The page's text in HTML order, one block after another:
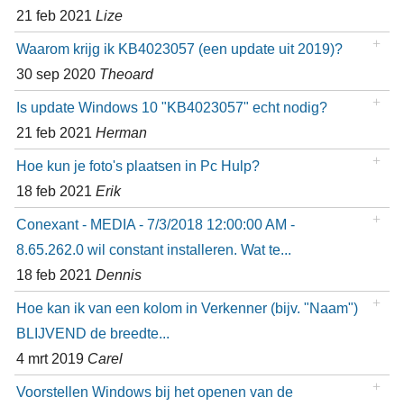
21 feb 2021 Lize
Waarom krijg ik KB4023057 (een update uit 2019)?
30 sep 2020 Theoard
Is update Windows 10 "KB4023057" echt nodig?
21 feb 2021 Herman
Hoe kun je foto's plaatsen in Pc Hulp?
18 feb 2021 Erik
Conexant - MEDIA - 7/3/2018 12:00:00 AM -
8.65.262.0 wil constant installeren. Wat te...
18 feb 2021 Dennis
Hoe kan ik van een kolom in Verkenner (bijv. "Naam")
BLIJVEND de breedte...
4 mrt 2019 Carel
Voorstellen Windows bij het openen van de